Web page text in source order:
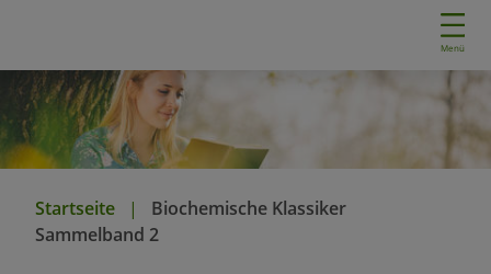
r
k
z
Menü
Startseite
Biochemische Klassiker
Sammelband 2